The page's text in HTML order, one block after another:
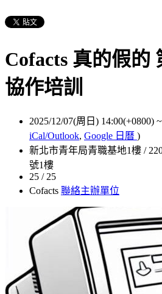
Cofacts 真的假的
協作培訓
2025/12/07(周日) 14:00(+0800) ~
iCal/Outlook, Google 日曆 )
新北市青年局青職基地1樓 /
號1樓
25 / 25
Cofacts 聯絡主辦單位